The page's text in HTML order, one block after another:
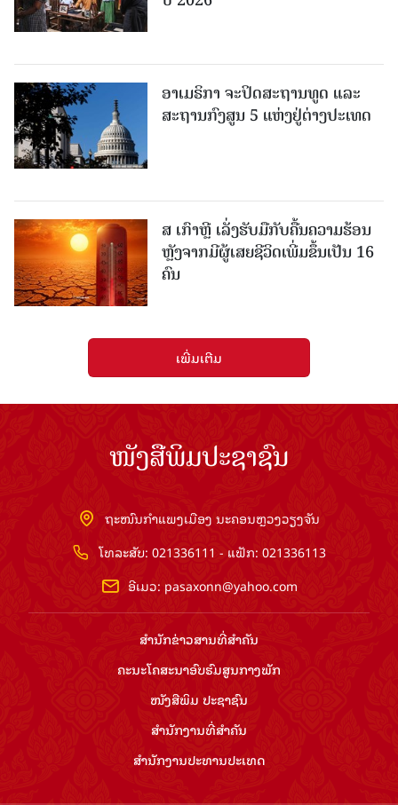
ອາເມຣິກາ ຈະປິດສະຖານທູດ ແ​ລະ
ສະຖານກົງສູນ 5 ແຫ່ງ​ຢູ່​ຕ່າງ​ປະ​ເທດ
ສ ເກົາຫຼີ ເລັ່ງຮັບມືກັບຄື້ນຄວາມຮ້ອນ
ຫຼັງຈາກມີຜູ້ເສຍຊີວິດເພີ່ມຂຶ້ນເປັນ 16
ຄົນ
ເພີ່ມເຕີມ
ໜັງສືພິມປະຊາຊົນ
ຖະໜົນກຳແພງເມືອງ ນະຄອນຫຼວງວຽງຈັນ
ໂທລະສັບ: 021336111 - ແຟັກ: 021336113
ອີເມວ: pasaxonn@yahoo.com
ສຳ​ນັກ​ຂ່າວ​ສານ​ທີ່​ສຳ​ຄັນ​
ຄະນະໂຄສະນາອົບຮົມ​ສູນ​ກາງ​ພັກ
ໜັງສືພິມ ປະ​ຊາ​ຊົນ
ສຳ​ນັກ​ງານ​ທີ່​ສຳ​ຄັນ
ສຳ​ນັກ​ງານ​ປະ​ທານ​ປະ​ເທດ